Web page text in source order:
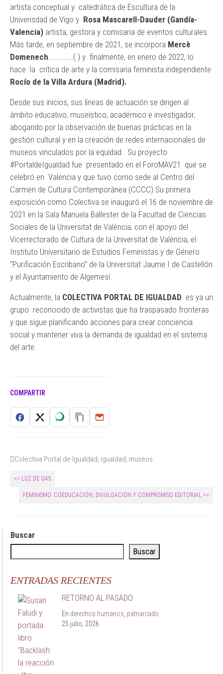
artista conceptual y catedrática de Escultura de la
Univerisdad de Vigo y Rosa Mascarell-Dauder (Gandía-
Valencia) artista, gestora y comisaria de eventos culturales.
Más tarde, en septiembre de 2021, se incorpora Mercè
Domenech……………( ) y finalmente, en enero de 2022, lo
hace la crítica de arte y la comisaria feminista independiente
Rocío de la Villa Ardura (Madrid).
Desde sus inicios, sus líneas de actuación se dirigen al
ámbito educativo, museístico, académico e investigador,
abogando por la observación de buenas prácticas en la
gestión cultural y en la creación de redes internacionales de
museos vinculados por la equidad . Su proyecto
#PortaldeIgualdad fue presentado en el ForoMAV21 que se
celebró en Valencia y que tuvo como sede al Centro del
Carmen de Cultura Contemporánea (CCCC).Su primera
exposición como Colectiva se inauguró el 16 de noviembre de
2021 en la Sala Manuela Ballester de la Facultad de Ciencias
Sociales de la Universitat de València, con el apoyo del
Vicerrectorado de Cultura de la Universitat de València, el
Instituto Universitario de Estudios Feministas y de Género
“Purificación Escribano” de la Universitat Jaume I de Castellón
y el Ayuntamiento de Algemesí.
Actualmente, la COLECTIVA PORTAL DE IGUALDAD es ya un
grupo reconocido de activistas que ha traspasado fronteras
y que sigue planificando acciones para crear conciencia
social y mantener viva la demanda de igualdad en el sistema
del arte.
COMPARTIR
Colectiva Portal de Igualdad, igualdad, museos
<< LUZ DE GAS
FEMINISMO: COEDUCACIÓN, DIVULGACIÓN Y COMPROMISO EDITORIAL >>
Buscar
Buscar
ENTRADAS RECIENTES
RETORNO AL PASADO
En derechos humanos patriarcado
25 julio, 2026